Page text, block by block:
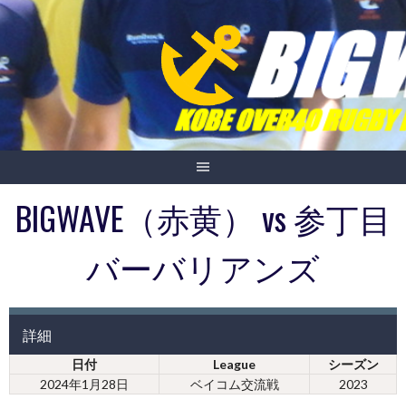
Skip
content
BIGWAVE（赤黄） vs 参丁目
バーバリアンズ
詳細
日付 League
シーズン
2024年1月28日
ベイコム交流戦 2023